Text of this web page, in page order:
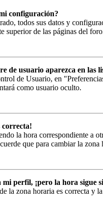
configuración?
todos sus datos y
superior de las páginas del
de usuario aparezca en las
de Usuario, en
como usuario oculto.
correcta!
la hora correspondiente a
que para cambiar la
perfil, ¡pero la hora sigue
la zona horaria es correcta y